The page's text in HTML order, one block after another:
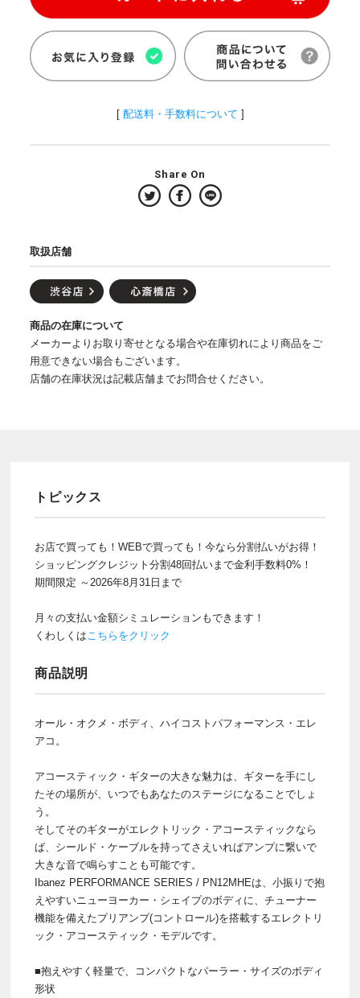
[ 配送料・手数料について ]
Share On
取扱店舗
商品の在庫について
メーカーよりお取り寄せとなる場合や在庫切れにより商品をご
用意できない場合もございます。
店舗の在庫状況は記載店舗までお問合せください。
トピックス
お店で買っても！WEBで買っても！今なら分割払いがお得！
ショッピングクレジット分割48回払いまで金利手数料0%！
期間限定 ～2026年8月31日まで
月々の支払い金額シミュレーションもできます！
くわしくはこちらをクリック
商品説明
オール・オクメ・ボディ、ハイコストパフォーマンス・エレ
アコ。
アコースティック・ギターの大きな魅力は、ギターを手にし
たその場所が、いつでもあなたのステージになることでしょ
う。
そしてそのギターがエレクトリック・アコースティックなら
ば、シールド・ケーブルを持ってさえいればアンプに繋いで
大きな音で鳴らすことも可能です。
Ibanez PERFORMANCE SERIES / PN12MHEは、小振りで抱
えやすいニューヨーカー・シェイプのボディに、チューナー
機能を備えたプリアンプ(コントロール)を搭載するエレクトリ
ック・アコースティック・モデルです。
■抱えやすく軽量で、コンパクトなパーラー・サイズのボディ
形状